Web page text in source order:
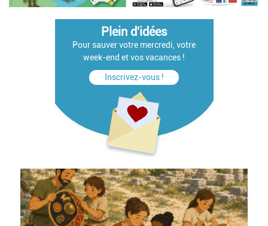
Plein d'idées
Pour sauver votre mercredi, votre
week-end et vos vacances !
Inscrivez-vous !